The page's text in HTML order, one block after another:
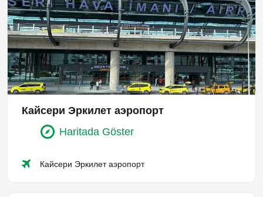
Кайсери Эркилет аэропорт
Haritada Göster
Кайсери Эркилет аэропорт